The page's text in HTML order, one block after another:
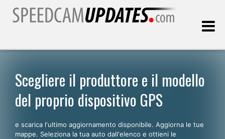
Clienti
SCEGLI LA LINGUA
Scegliere il produttore e il modello
del proprio dispositivo GPS
e scarica l'ultimo aggiornamento disponibile. Aggiorna le tue
mappe. Seleziona la tua auto dall'elenco e ottieni le